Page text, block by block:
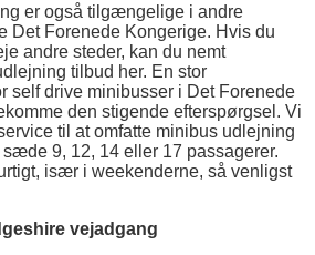
er også tilgængelige i andre
Det Forenede Kongerige. Hvis du
andre steder, kan du nemt
tilbud her. En stor
self drive minibusser i Det Forenede
den stigende efterspørgsel. Vi
til at omfatte minibus udlejning
9, 12, 14 eller 17 passagerer.
især i weekenderne, så venligst
vejadgang